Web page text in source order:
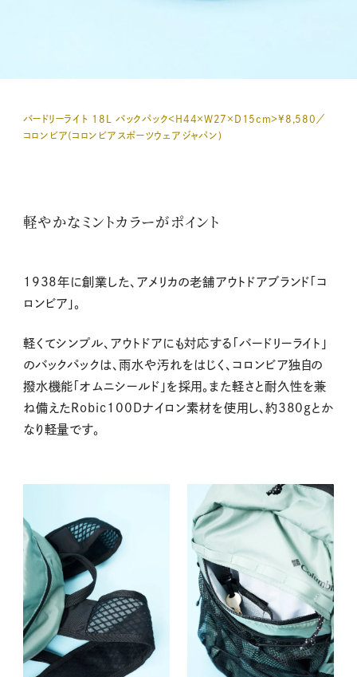
バードリーライト 18L バックパック＜H44×W27×D15cm＞¥8,580／
コロンビア(コロンビアスポーツウェアジャパン)
軽やかなミントカラーがポイント
1938年に創業した、アメリカの老舗アウトドアブランド「コ
ロンビア」。
軽くてシンプル、アウトドアにも対応する「バードリーライト」
のバックパックは、雨水や汚れをはじく、コロンビア独自の
撥水機能「オムニシールド」を採用。また軽さと耐久性を兼
ね備えた Robic100Dナイロン素材を使用し、 約380gとか
なり軽量です。